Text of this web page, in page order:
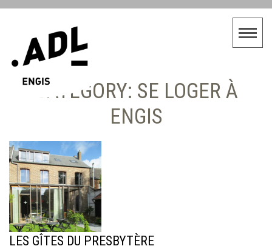
CATEGORY: SE LOGER À
ENGIS
LES GÎTES DU PRESBYTÈRE